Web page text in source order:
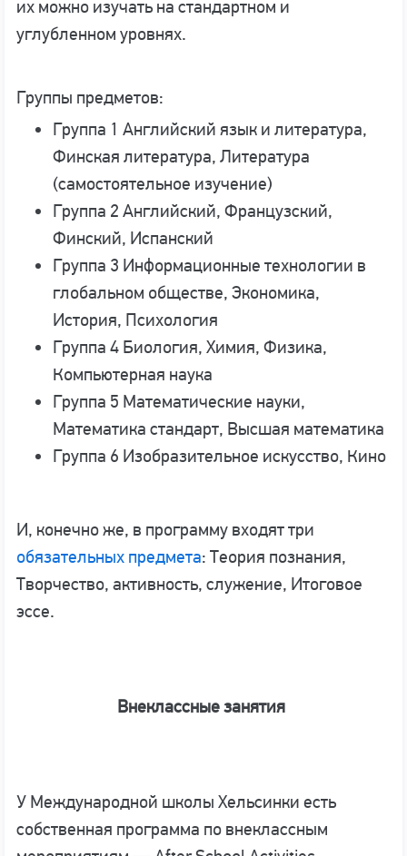
их можно изучать на стандартном и
углубленном уровнях.
Группы предметов:
Группа 1 Английский язык и литература,
Финская литература, Литература
(самостоятельное изучение)
Группа 2 Английский, Французский,
Финский, Испанский
Группа 3 Информационные технологии в
глобальном обществе, Экономика,
История, Психология
Группа 4 Биология, Химия, Физика,
Компьютерная наука
Группа 5 Математические науки,
Математика стандарт, Высшая математика
Группа 6 Изобразительное искусство, Кино
И, конечно же, в программу входят три
обязательных предмета: Теория познания,
Творчество, активность, служение, Итоговое
эссе.
Внеклассные занятия
У Международной школы Хельсинки есть
собственная программа по внеклассным